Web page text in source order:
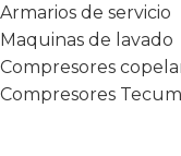
Armarios de servicio
Maquinas de lavado
Compresores
Compresores